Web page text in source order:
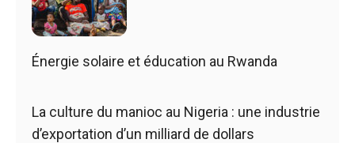
Énergie solaire et éducation au Rwanda
La culture du manioc au Nigeria : une industrie
d’exportation d’un milliard de dollars